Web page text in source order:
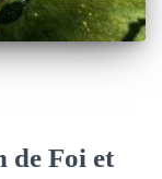
de Foi et